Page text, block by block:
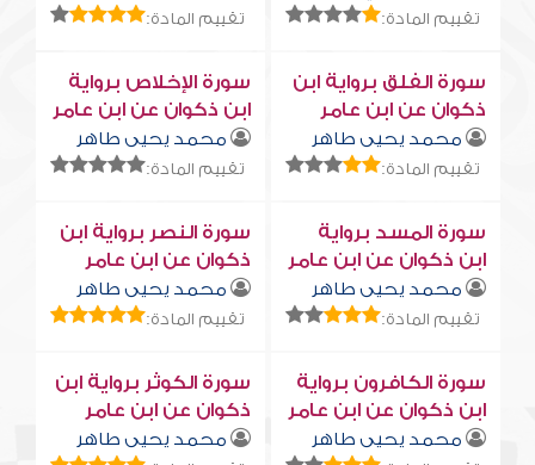
تقييم المادة: تقييم المادة:
سورة الفلق برواية ابن
ذكوان عن ابن عامر
محمد يحيى طاهر
تقييم المادة:
سورة الإخلاص برواية
ابن ذكوان عن ابن عامر
محمد يحيى طاهر
تقييم المادة:
سورة المسد برواية
ابن ذكوان عن ابن عامر
محمد يحيى طاهر
تقييم المادة:
سورة النصر برواية ابن
ذكوان عن ابن عامر
محمد يحيى طاهر
تقييم المادة:
سورة الكافرون برواية
ابن ذكوان عن ابن عامر
محمد يحيى طاهر
سورة الكوثر برواية ابن
ذكوان عن ابن عامر
محمد يحيى طاهر